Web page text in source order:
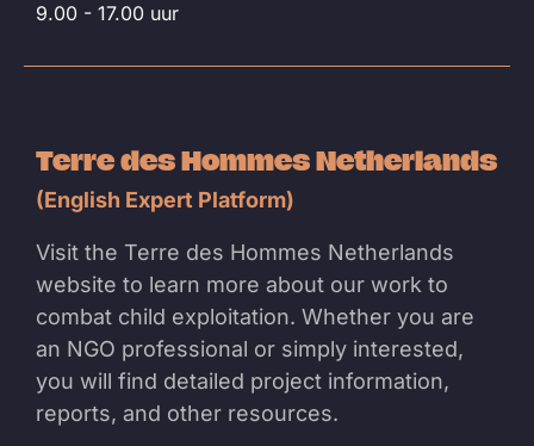
9.00 - 17.00 uur
Terre des Hommes Netherlands
(English Expert Platform)
Visit the Terre des Hommes Netherlands
website to learn more about our work to
combat child exploitation. Whether you are
an NGO professional or simply interested,
you will find detailed project information,
reports, and other resources.